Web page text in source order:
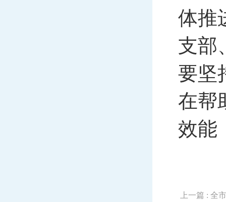
体推
支部
要坚
在帮
效能
上一篇 : 全